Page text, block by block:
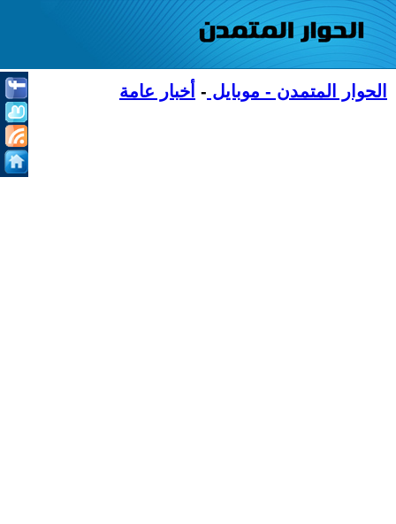
الحوار المتمدن - موبايل - أخبار عامة